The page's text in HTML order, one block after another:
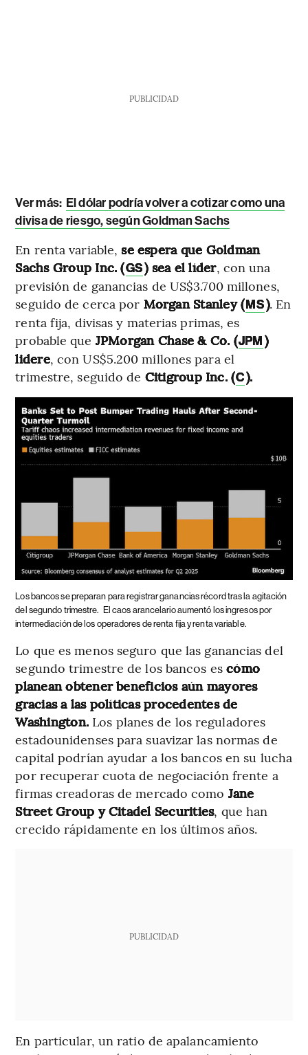
PUBLICIDAD
Ver más: El dólar podría volver a cotizar como una
divisa de riesgo, según Goldman Sachs
En renta variable,se espera que Goldman
Sachs Group Inc. (GS) sea el líder, con una
previsión de ganancias de US$3.700 millones,
seguido de cerca por Morgan Stanley (MS). En
renta fija, divisas y materias primas, es
probable que JPMorgan Chase & Co. (JPM)
lidere, con US$5.200 millones para el
trimestre, seguido de Citigroup Inc. (C).
Los bancos se preparan para registrar ganancias récord tras la agitación
del segundo trimestre. El caos arancelario aumentó los ingresos por
intermediación de los operadores de renta fija y renta variable.
Lo que es menos seguro que las ganancias del
segundo trimestre de los bancos escómo
planean obtener beneficios aún mayores
gracias a las políticas procedentes de
Washington. Los planes de los reguladores
estadounidenses para suavizar las normas de
capital podrían ayudar a los bancos en su lucha
por recuperar cuota de negociación frente a
firmas creadoras de mercado como Jane
Street Group y Citadel Securities, que han
crecido rápidamente en los últimos años.
PUBLICIDAD
En particular, un ratio de apalancamiento